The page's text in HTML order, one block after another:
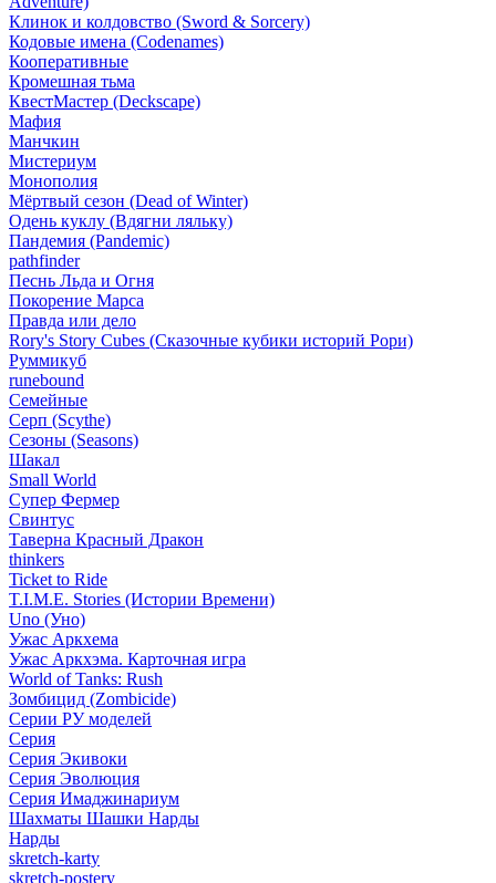
Клинок и колдовство (Sword & Sorcery)
Кодовые имена (Codenames)
Кооперативные
Кромешная тьма
КвестМастер (Deckscape)
Мафия
Манчкин
Мистериум
Монополия
Мёртвый сезон (Dead of Winter)
Одень куклу (Вдягни ляльку)
Пандемия (Pandemic)
pathfinder
Песнь Льда и Огня
Покорение Марса
Правда или дело
Rory's Story Cubes (Сказочные кубики историй Рори)
Руммикуб
runebound
Семейные
Серп (Scythe)
Сезоны (Seasons)
Шакал
Small World
Супер Фермер
Свинтус
Таверна Красный Дракон
thinkers
Ticket to Ride
T.I.M.E. Stories (Истории Времени)
Uno (Уно)
Ужас Аркхема
Ужас Аркхэма. Карточная игра
World of Tanks: Rush
Зомбицид (Zombicide)
Серии РУ моделей
Серия
Серия Экивоки
Серия Эволюция
Серия Имаджинариум
Шахматы Шашки Нарды
Нарды
skretch-karty
skretch-postery